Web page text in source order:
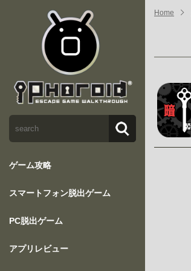
ゲーム攻略
スマートフォン脱出ゲーム
PC脱出ゲーム
アプリレビュー
Home